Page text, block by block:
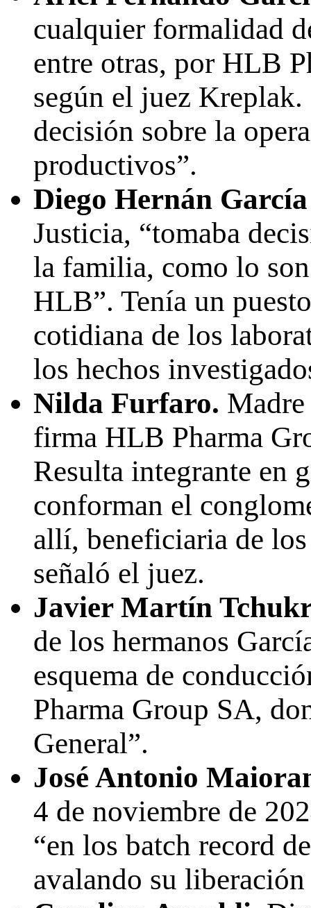
cualquier formalidad
entre otras, por HLB
según el juez
decisión sobre la
productivos”.
Diego Hernán
Justicia, “tomaba
la familia, como lo
HLB”. Tenía un
cotidiana de los
los hechos
Nilda Furfaro.
firma HLB Pharma
Resulta integrante en
conforman el
allí, beneficiaria de
señaló el juez.
Javier Martín
de los hermanos
esquema de
Pharma Group SA,
General”.
José Antonio
4 de noviembre de
“en los batch record
avalando su